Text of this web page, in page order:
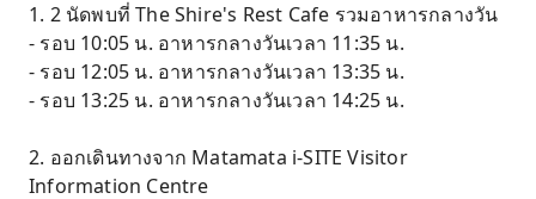
1. 2 นัดพบที่ The Shire's Rest Cafe รวมอาหารกลางวัน
- รอบ 10:05 น. อาหารกลางวันเวลา 11:35 น.
- รอบ 12:05 น. อาหารกลางวันเวลา 13:35 น.
- รอบ 13:25 น. อาหารกลางวันเวลา 14:25 น.
2. ออกเดินทางจาก Matamata i-SITE Visitor
Information Centre